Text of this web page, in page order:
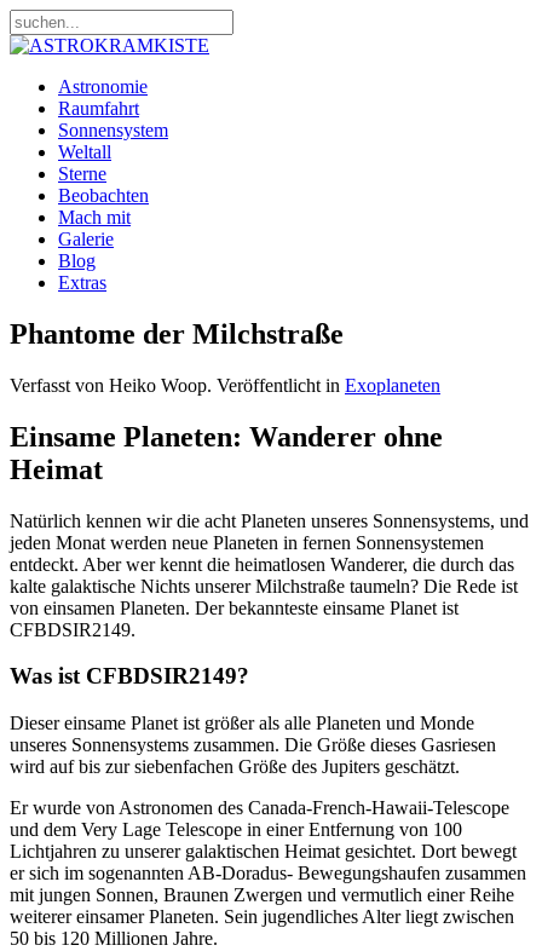
Astronomie
Raumfahrt
Sonnensystem
Weltall
Sterne
Beobachten
Mach mit
Galerie
Blog
Extras
Phantome der Milchstraße
Verfasst von Heiko Woop. Veröffentlicht in Exoplaneten
Einsame Planeten: Wanderer ohne
Heimat
Natürlich kennen wir die acht Planeten unseres Sonnensystems, und
jeden Monat werden neue Planeten in fernen Sonnensystemen
entdeckt. Aber wer kennt die heimatlosen Wanderer, die durch das
kalte galaktische Nichts unserer Milchstraße taumeln? Die Rede ist
von einsamen Planeten. Der bekannteste einsame Planet ist
CFBDSIR2149.
Was ist CFBDSIR2149?
Dieser einsame Planet ist größer als alle Planeten und Monde
unseres Sonnensystems zusammen. Die Größe dieses Gasriesen
wird auf bis zur siebenfachen Größe des Jupiters geschätzt.
Er wurde von Astronomen des Canada-French-Hawaii-Telescope
und dem Very Lage Telescope in einer Entfernung von 100
Lichtjahren zu unserer galaktischen Heimat gesichtet. Dort bewegt
er sich im sogenannten AB-Doradus- Bewegungshaufen zusammen
mit jungen Sonnen, Braunen Zwergen und vermutlich einer Reihe
weiterer einsamer Planeten. Sein jugendliches Alter liegt zwischen
50 bis 120 Millionen Jahre.